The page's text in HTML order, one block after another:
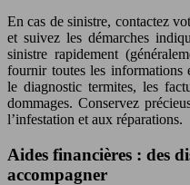
En cas de sinistre, contactez
et suivez les démarches
sinistre rapidement
fournir toutes les informations
le diagnostic termites, les
dommages. Conservez
l’infestation et aux réparations.
Aides financières : des
accompagner